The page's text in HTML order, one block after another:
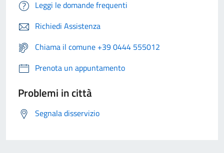
Leggi le domande frequenti
Richiedi Assistenza
Chiama il comune +39 0444 555012
Prenota un appuntamento
Problemi in città
Segnala disservizio